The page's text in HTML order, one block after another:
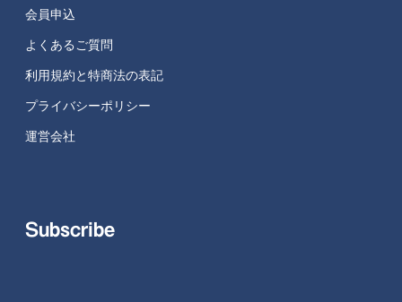
会員申込
よくあるご質問
利用規約と特商法の表記
プライバシーポリシー
運営会社
Subscribe